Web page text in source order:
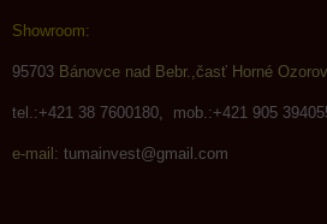
Showroom:
95703 Bánovce nad Bebr.,časť Horné
tel.:+421 38 7600180, mob.:+421 905
e-mail: tumainvest@gmail.com